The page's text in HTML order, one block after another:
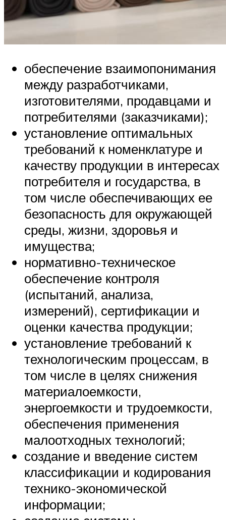
обеспечение взаимопонимания
между разработчиками,
изготовителями, продавцами и
потребителями (заказчиками);
установление оптимальных
требований к номенклатуре и
качеству продукции в интересах
потребителя и государства, в
том числе обеспечивающих ее
безопасность для окружающей
среды, жизни, здоровья и
имущества;
нормативно-техническое
обеспечение контроля
(испытаний, анализа,
измерений), сертификации и
оценки качества продукции;
установление требований к
технологическим процессам, в
том числе в целях снижения
материалоемкости,
энергоемкости и трудоемкости,
обеспечения применения
малоотходных технологий;
создание и введение систем
классификации и кодирования
технико-экономической
информации;